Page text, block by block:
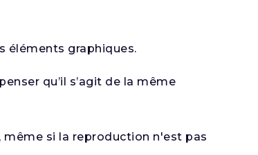
éléments graphiques.
qu’il s’agit de la même
si la reproduction n'est pas